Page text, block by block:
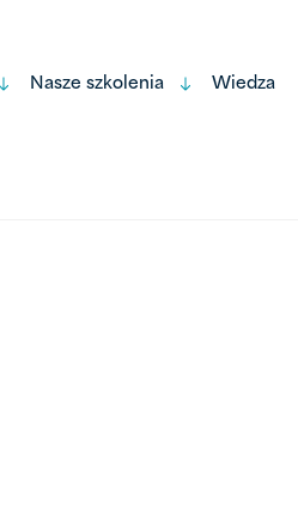
OpenNasze szkolenia
OpenWiedza